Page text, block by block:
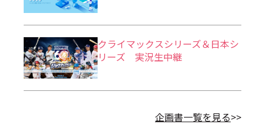
クライマックスシリーズ＆日本シ
リーズ 実況生中継
企画書一覧を見る>>